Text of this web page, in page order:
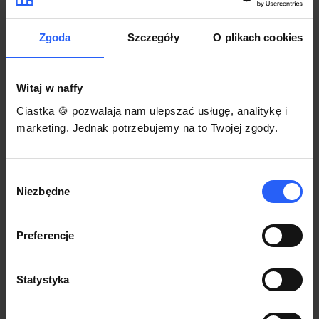
Zgoda Szczegóły O plikach cookies
Witaj w naffy
Ciastka 🍪 pozwalają nam ulepszać usługę, analitykę i
marketing. Jednak potrzebujemy na to Twojej zgody.
zgody
Niezbędne
Preferencje
Statystyka
Korzystaj na dowolnym urządzeniu z
przeglądarką Chrome
Włącz czasową promocję
3
Każdy produkt w naffy ma swój indywidualny link.
gdzie się nim podzielisz z odbiorcami.